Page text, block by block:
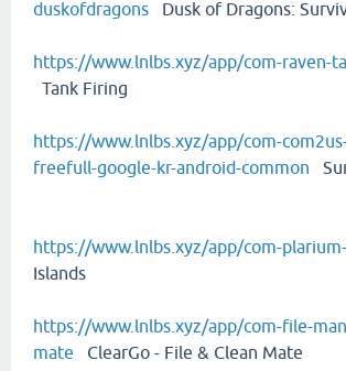
duskofdragons Dusk of Dragons:
https://www.lnlbs.xyz/app/com-raven-
Tank Firing
https://www.lnlbs.xyz/app/com-
freefull-google-kr-android-common
https://www.lnlbs.xyz/app/com-
Islands
https://www.lnlbs.xyz/app/com-file-
mate ClearGo - File & Clean Mate